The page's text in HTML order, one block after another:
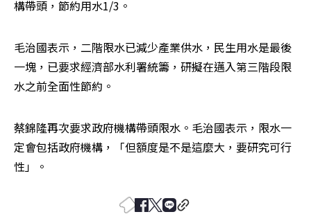
構帶頭，節約用水1/3。
毛治國表示，二階限水已減少產業供水，民生用水是最後
一塊，已要求經濟部水利署統籌，研擬在邁入第三階段限
水之前全面性節約。
蔡錦隆再次要求政府機構帶頭限水。毛治國表示，限水一
定會包括政府機構，「但額度是不是這麼大，要研究可行
性」。